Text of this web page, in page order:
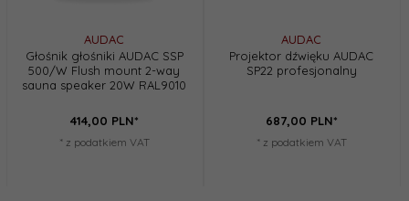
AUDAC
Głośnik głośniki AUDAC SSP
500/W Flush mount 2-way
sauna speaker 20W RAL9010
414,00 PLN*
* z podatkiem VAT
AUDAC
Projektor dźwięku AUDAC
SP22 profesjonalny
687,00 PLN*
* z podatkiem VAT